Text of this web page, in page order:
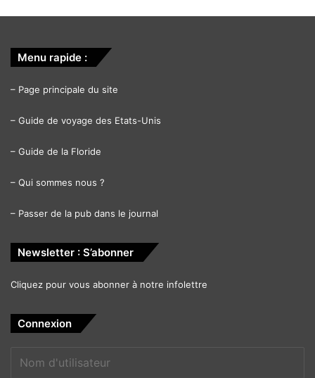
Menu rapide :
– Page principale du site
– Guide de voyage des Etats-Unis
– Guide de la Floride
– Qui sommes nous ?
– Passer de la pub dans le journal
Newsletter : S’abonner
Cliquez pour vous abonner à notre infolettre
Connexion